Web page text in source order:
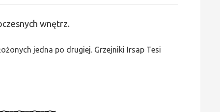
wnętrz.
jedna po drugiej. Grzejniki Irsap Tesi